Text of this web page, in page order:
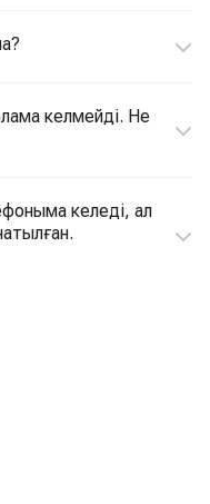
келмейді. Не
келеді, ал